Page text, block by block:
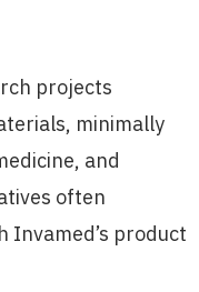
projects
minimally
and
often
Invamed’s product